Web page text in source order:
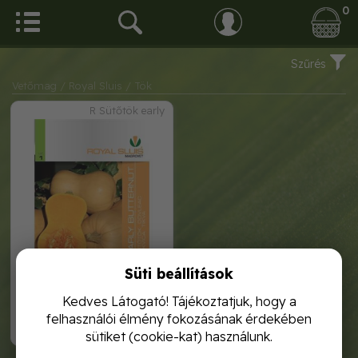
0
Szűrés
Vetőmag / Royal Sluis / Tök
R Sütőtök early
450,-
royal sütőtök early butternut
3g
Süti beállítások
Kedves Látogató! Tájékoztatjuk, hogy a
felhasználói élmény fokozásának érdekében
sütiket (cookie-kat) használunk.